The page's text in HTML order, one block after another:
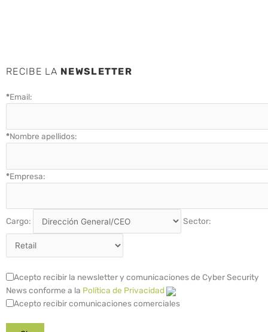
RECIBE LA NEWSLETTER
*Email:
*Nombre apellidos:
*Empresa:
Cargo: Sector:
Acepto recibir la newsletter y comunicaciones de Cyber Security
News conforme a la Política de Privacidad
Acepto recibir comunicaciones comerciales